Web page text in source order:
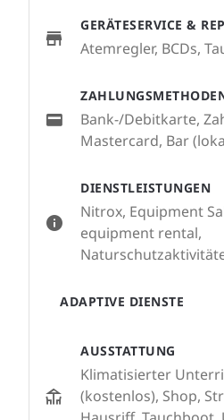
DIENSTLEISTUNGEN
Nitrox, Equipment
equipment rental,
ADAPTIVE DIENSTE
AUSSTATTUNG
Klimatisierter
(kostenlos), Shop,
GERÄTESERVICE &
Atemregler, BCDs,
Bank-/Debitkarte,
Mastercard, Bar